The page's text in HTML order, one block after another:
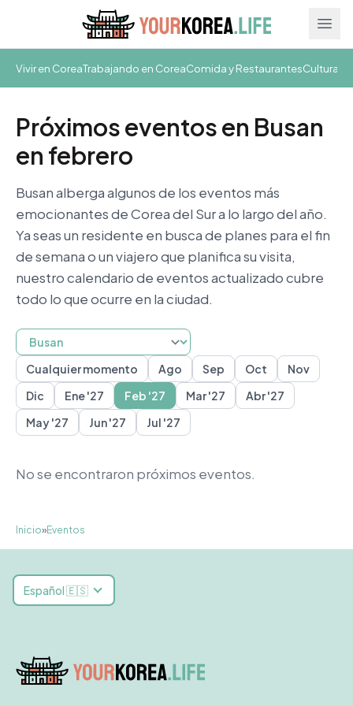
Vivir en CoreaTrabajando en CoreaComida y RestaurantesCultura y
Próximos eventos en Busan
en febrero
Busan alberga algunos de los eventos más
emocionantes de Corea del Sur a lo largo del año.
Ya seas un residente en busca de planes para el fin
de semana o un viajero que planifica su visita,
nuestro calendario de eventos actualizado cubre
todo lo que ocurre en la ciudad.
Busan DaeguGwangju GyeongjuIncheonJeju
Cualquier momento Ago Sep Oct
Nov
Dic
Ene '27 Feb '27 Mar '27
Abr '27
May '27
Jun '27 Jul '27
No se encontraron próximos eventos.
Inicio»Eventos
Español 🇪🇸